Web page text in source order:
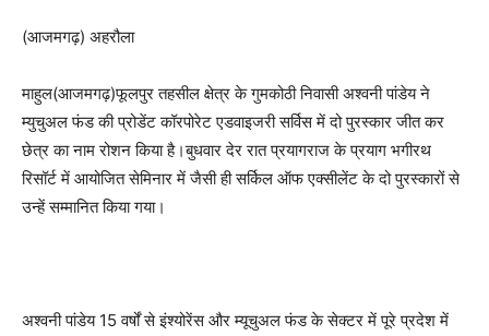
(आजमगढ़) अहरौला
माहुल(आजमगढ़)फूलपुर तहसील क्षेत्र के गुमकोठी निवासी अश्वनी पांडेय ने
म्युचुअल फंड की प्रोडेंट कॉरपोरेट एडवाइजरी सर्विस में दो पुरस्कार जीत कर
छेत्र का नाम रोशन किया है।बुधवार देर रात प्रयागराज के प्रयाग भगीरथ
रिसॉर्ट में आयोजित सेमिनार में जैसी ही सर्किल ऑफ एक्सीलेंट के दो पुरस्कारों से
उन्हें सम्मानित किया गया।
अश्वनी पांडेय 15 वर्षों से इंश्योरेंस और म्यूचुअल फंड के सेक्टर में पूरे प्रदेश में